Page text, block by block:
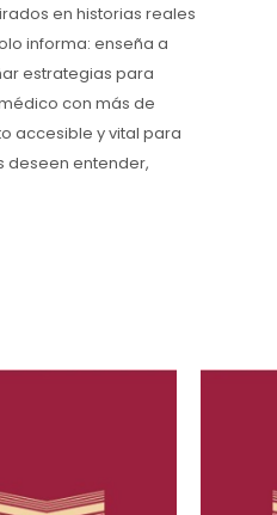
en historias reales
informa: enseña a
estrategias para
con más de
accesible y vital para
deseen entender,